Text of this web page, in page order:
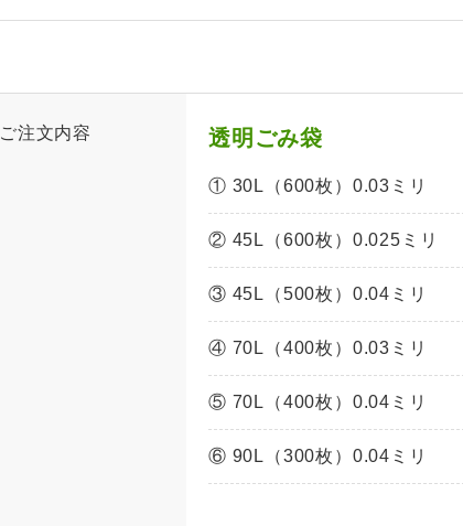
ご注文内容 透明ごみ袋
① 30L（600枚）0.03ミリ
② 45L（600枚）0.025ミリ
③ 45L（500枚）0.04ミリ
④ 70L（400枚）0.03ミリ
⑤ 70L（400枚）0.04ミリ
⑥ 90L（300枚）0.04ミリ